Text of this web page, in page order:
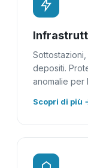
depositi.
anomalie per
Scopri di più